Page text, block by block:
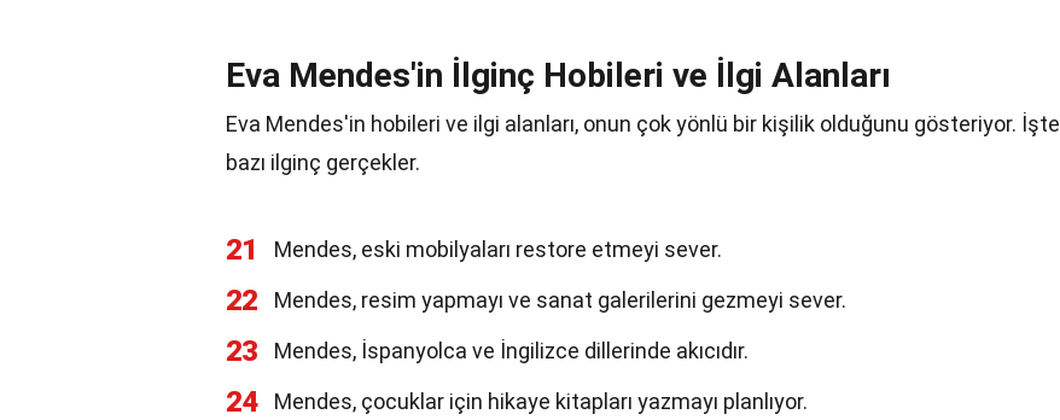
Eva Mendes'in İlginç Hobileri ve İlgi Alanları
Eva Mendes'in hobileri ve ilgi alanları, onun çok yönlü bir kişilik olduğunu gösteriyor. İşte
bazı ilginç gerçekler.
21 Mendes, eski mobilyaları restore etmeyi sever.
22 Mendes, resim yapmayı ve sanat galerilerini gezmeyi sever.
23 Mendes, İspanyolca ve İngilizce dillerinde akıcıdır.
24 Mendes, çocuklar için hikaye kitapları yazmayı planlıyor.